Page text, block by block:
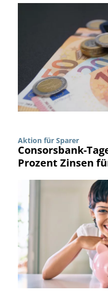
Aktion für Sparer
Consorsbank-
Prozent Zinsen